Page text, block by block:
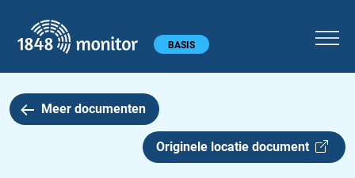
Hoofdmenu BASIS
Meer documenten
Originele locatie document